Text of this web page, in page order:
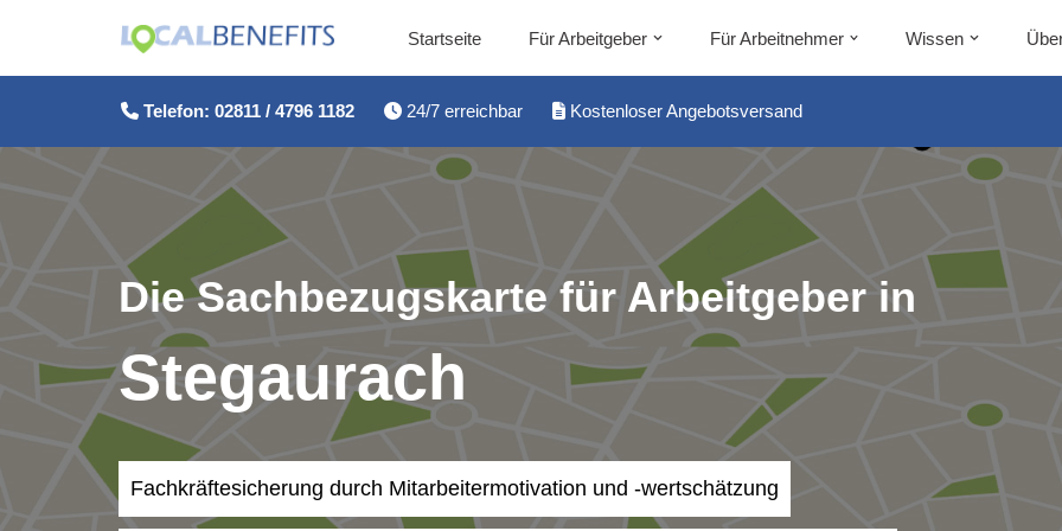
Startseite Für Arbeitgeber Für Arbeitnehmer Wissen
Telefon: 02811 / 4796 1182 24/7 erreichbar Kostenloser Angebotsversand
Die Sachbezugskarte für Arbeitgeber in
Stegaurach
Fachkräftesicherung durch Mitarbeitermotivation und -wertschätzung